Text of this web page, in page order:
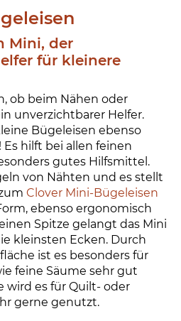
5
,
0
€
Mini, der
für kleinere
ob beim Nähen oder
unverzichtbarer Helfer.
Bügeleisen ebenso
hilft bei allen feinen
gutes Hilfsmittel.
von Nähten und es stellt
Clover Mini-Bügeleisen
ebenso ergonomisch
Spitze gelangt das Mini
kleinsten Ecken. Durch
ist es besonders für
feine Säume sehr gut
wird es für Quilt- oder
gerne genutzt.